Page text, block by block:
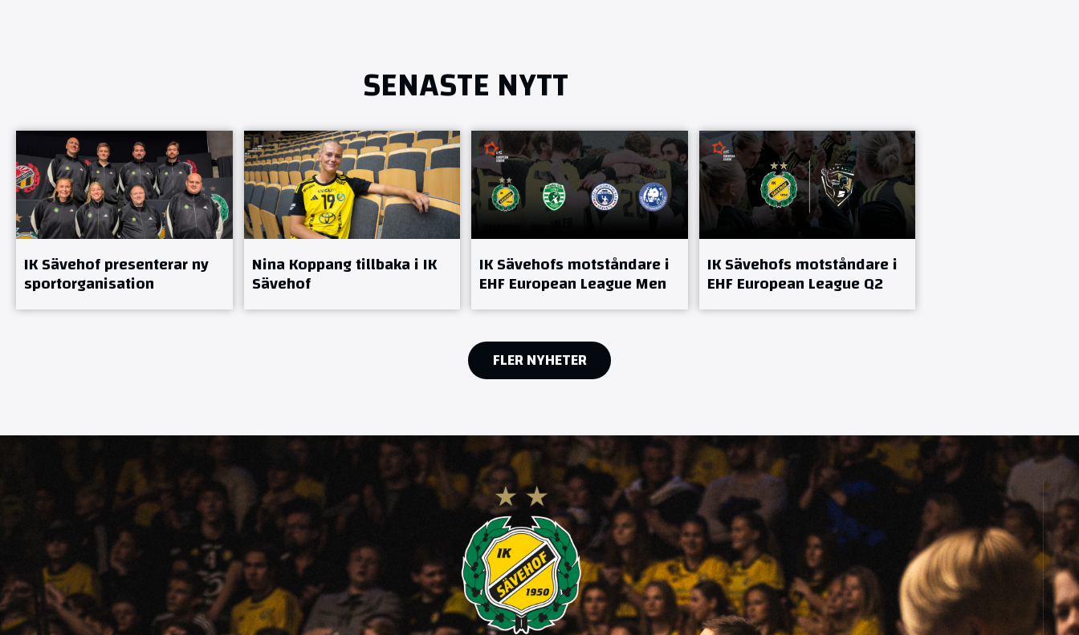
SENASTE NYTT
IK Sävehof presenterar ny
sportorganisation
Nina Koppang tillbaka i IK
Sävehof
IK Sävehofs motståndare i
EHF European League Men
IK Sävehofs motståndare i
EHF European League Q2
FLER NYHETER